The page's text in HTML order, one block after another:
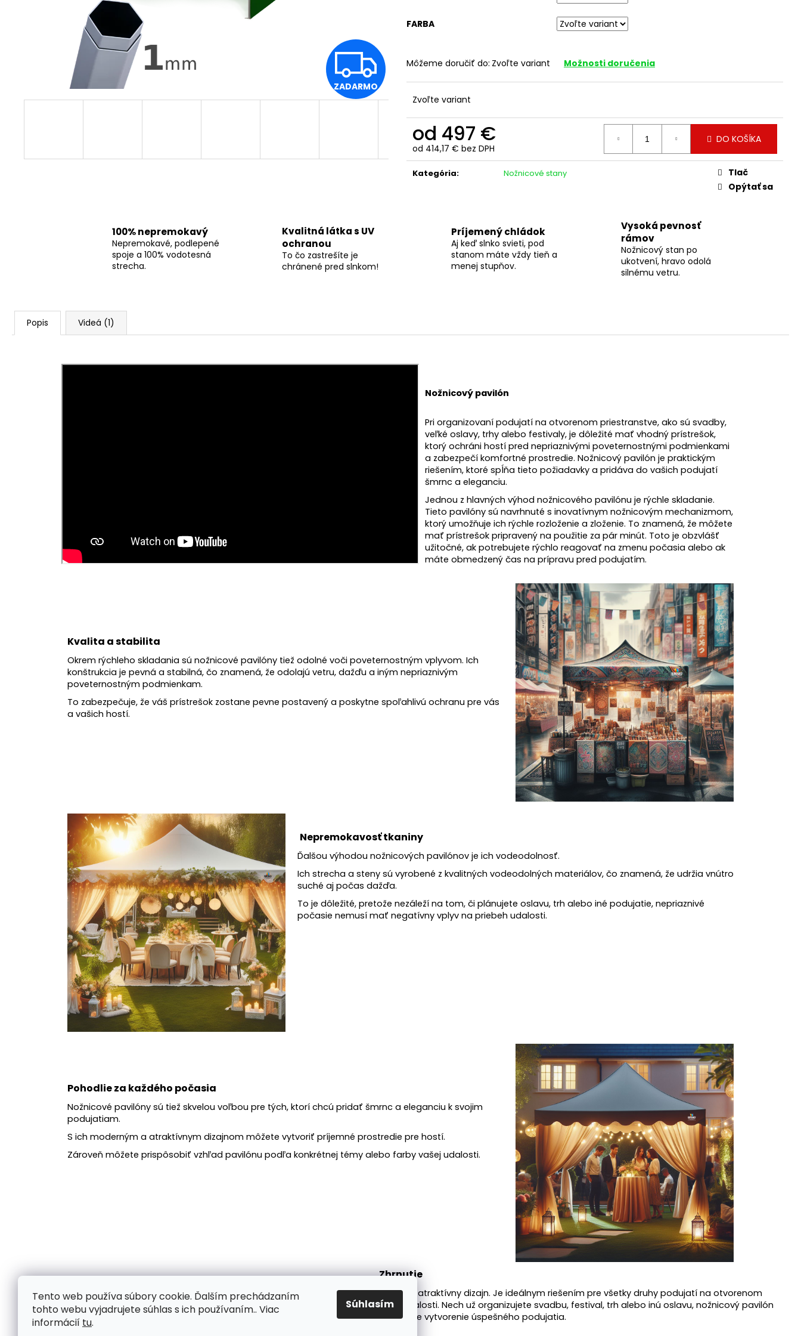
Tento web používa súbory cookie. Ďalším prechádzaním
tohto webu vyjadrujete súhlas s ich používaním.. Viac
informácií tu.
Súhlasím
FARBA
Môžeme doručiť do: Zvoľte variant Možnosti doručenia
Zvoľte variant
od 497 €
od 414,17 € bez DPH
Jednotková
cena:
DO KOŠÍKA
Kategória: Nožnicové stany
Tlač
Opýtať sa
Z
A
D
M
ZADARMO
100% nepremokavý
Nepremokavé, podlepené
spoje a 100% vodotesná
strecha.
Kvalitná látka s UV
ochranou
To čo zastrešíte je
chránené pred slnkom!
Príjemený chládok
Aj keď slnko svieti, pod
stanom máte vždy tieň a
menej stupňov.
Vysoká pevnosť
rámov
Nožnicový stan po
ukotvení, hravo odolá
silnému vetru.
Popis Videá (1)
Nožnicový pavilón
Pri organizovaní podujatí na otvorenom priestranstve, ako sú svadby,
veľké oslavy, trhy alebo festivaly, je dôležité mať vhodný prístrešok,
ktorý ochráni hostí pred nepriaznivými poveternostnými podmienkami
a zabezpečí komfortné prostredie. Nožnicový pavilón je praktickým
riešením, ktoré spĺňa tieto požiadavky a pridáva do vašich podujatí
šmrnc a eleganciu.
Jednou z hlavných výhod nožnicového pavilónu je rýchle skladanie.
Tieto pavilóny sú navrhnuté s inovatívnym nožnicovým mechanizmom,
ktorý umožňuje ich rýchle rozloženie a zloženie. To znamená, že môžete
mať prístrešok pripravený na použitie za pár minút. Toto je obzvlášť
užitočné, ak potrebujete rýchlo reagovať na zmenu počasia alebo ak
máte obmedzený čas na prípravu pred podujatím.
Kvalita a stabilita
Okrem rýchleho skladania sú nožnicové pavilóny tiež odolné voči poveternostným vplyvom. Ich
konštrukcia je pevná a stabilná, čo znamená, že odolajú vetru, dažďu a iným nepriaznivým
poveternostným podmienkam.
To zabezpečuje, že váš prístrešok zostane pevne postavený a poskytne spoľahlivú ochranu pre vás
a vašich hostí.
Nepremokavosť tkaniny
Ďalšou výhodou nožnicových pavilónov je ich vodeodolnosť.
Ich strecha a steny sú vyrobené z kvalitných vodeodolných materiálov, čo znamená, že udržia vnútro
suché aj počas dažďa.
To je dôležité, pretože nezáleží na tom, či plánujete oslavu, trh alebo iné podujatie, nepriaznivé
počasie nemusí mať negatívny vplyv na priebeh udalosti.
Pohodlie za každého počasia
Nožnicové pavilóny sú tiež skvelou voľbou pre tých, ktorí chcú pridať šmrnc a eleganciu k svojim
podujatiam.
S ich moderným a atraktívnym dizajnom môžete vytvoriť príjemné prostredie pre hostí.
Zároveň môžete prispôsobiť vzhľad pavilónu podľa konkrétnej témy alebo farby vašej udalosti.
Zhrnutie
Celkovo nožnicový pavilón spojuje rýchle skladanie, vodeodolnosť, pevnú konštrukciu a atraktívny dizajn. Je ideálnym riešením pre všetky druhy podujatí na otvorenom
priestranstve a zabezpečuje, že vaši hostia budú mať pohodlie a ochranu počas celej udalosti. Nech už organizujete svadbu, festival, trh alebo inú oslavu, nožnicový pavilón
je praktickým a spoľahlivým partnerom pre vytvorenie úspešného podujatia.